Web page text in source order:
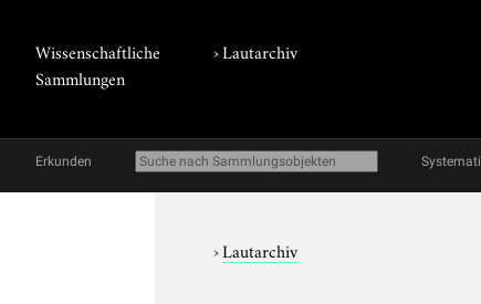
Wissenschaftliche
Sammlungen
›Lautarchiv
Erkunden
›Lautarchiv